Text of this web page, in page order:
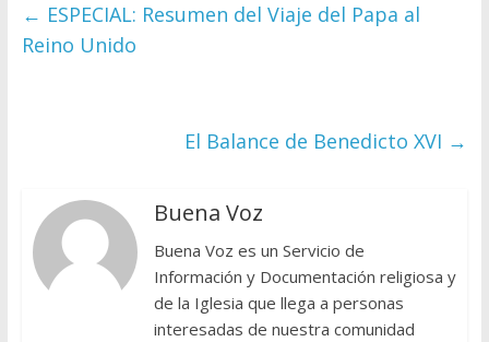
← ESPECIAL: Resumen del Viaje del Papa al
Reino Unido
El Balance de Benedicto XVI →
Buena Voz
Buena Voz es un Servicio de
Información y Documentación religiosa y
de la Iglesia que llega a personas
interesadas de nuestra comunidad